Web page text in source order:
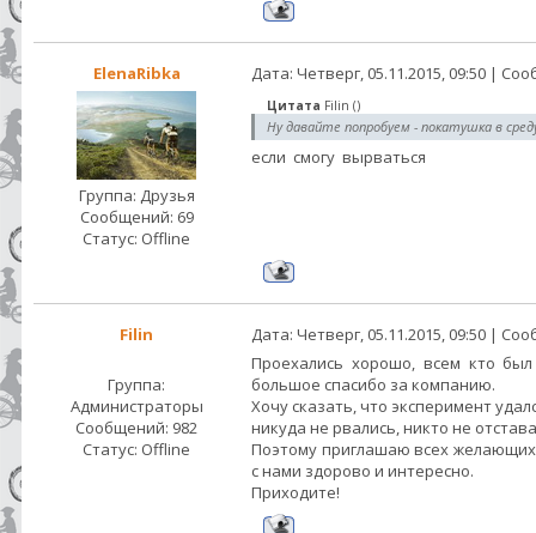
ElenaRibka Дата: Четверг, 05.11.2015, 09:50 |
Группа: Друзья
Сообщений: 69
Статус: Offline
Цитата Filin ()
Ну давайте попробуем - покатушка в
если смогу вырваться
Filin Дата: Четверг, 05.11.2015, 09:50 |
Группа:
Администраторы
Сообщений: 982
Статус: Offline
Проехались хорошо, всем кто
большое спасибо за компанию.
Хочу сказать, что эксперимент
никуда не рвались, никто не
Поэтому приглашаю всех
с нами здорово и интересно.
Приходите!